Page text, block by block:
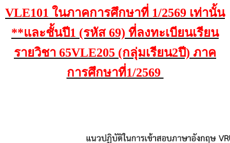
VLE101 ในภาคการศึกษาที่ 1/2569 เท่านั้น
**และชั้นปี1 (รหัส 69) ที่ลงทะเบียนเรียน
รายวิชา 65VLE205 (กลุ่มเรียน2ปี) ภาค
การศึกษาที่1/2569